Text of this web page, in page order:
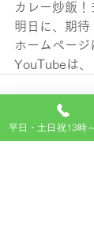
カレー炒飯！
明日に、期待
ホームページ
YouTubeは、
平日・土日祝13時